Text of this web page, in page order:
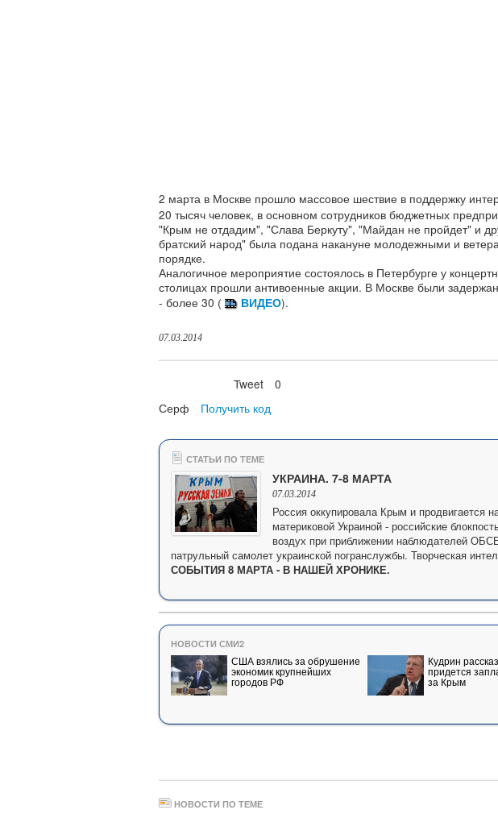
2 марта в Москве прошло массовое шествие в поддержку
20 тысяч человек, в основном сотрудников бюджетных
"Крым не отдадим", "Слава Беркуту", "Майдан не пройдет" и
братский народ" была подана накануне молодежными и
порядке.
Аналогичное мероприятие состоялось в Петербурге у
столицах прошли антивоенные акции. В Москве были
- более 30 (
ВИДЕО).
07.03.2014
Tweet
0
Серф
Получить код
СТАТЬИ ПО ТЕМЕ
УКРАИНА. 7-8 МАРТА
07.03.2014
Россия оккупировала Крым и
материковой Украиной - российские
воздух при приближении наблюдателей
патрульный самолет украинской погранслужбы. Творческая
СОБЫТИЯ 8 МАРТА - В НАШЕЙ ХРОНИКЕ.
НОВОСТИ СМИ2
США взялись за обрушение
экономик крупнейших
городов РФ
Кудрин
придется
за Крым
НОВОСТИ ПО ТЕМЕ